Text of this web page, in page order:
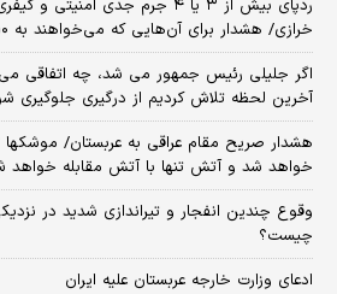
ردپای بیش از ۳ یا ۴ جرم جدی
خرازی/ هشدار برای آن‌هایی که می‌خواهند به ۲۵۰ هزار نفر بپیوندند
اگر جلیلی رئیس جمهور می شد، چه اتفاقی
آخرین لحظه تلاش کردیم از درگیری جلوگیری
هشدار صریح مقام عراقی به عربستان/
خواهد شد و آتش تنها با آتش مقابله خواهد
وقوع چندین انفجار و تیراندازی شدید در
چیست؟
ادعای وزارت خارجه عربستان علیه ایران